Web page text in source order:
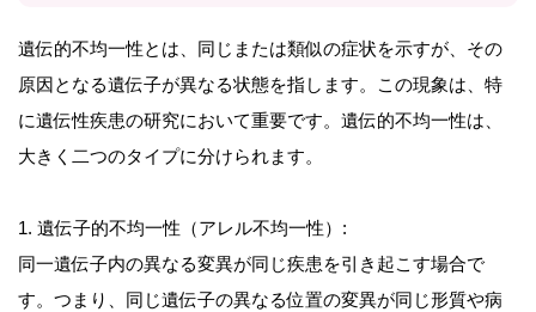
遺伝的不均一性とは、同じまたは類似の症状を示すが、その
原因となる遺伝子が異なる状態を指します。この現象は、特
に遺伝性疾患の研究において重要です。遺伝的不均一性は、
大きく二つのタイプに分けられます。
1. 遺伝子的不均一性（アレル不均一性）:
同一遺伝子内の異なる変異が同じ疾患を引き起こす場合で
す。つまり、同じ遺伝子の異なる位置の変異が同じ形質や病